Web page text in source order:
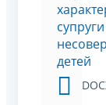
детей